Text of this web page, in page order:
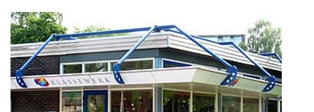
ORGANISATIE